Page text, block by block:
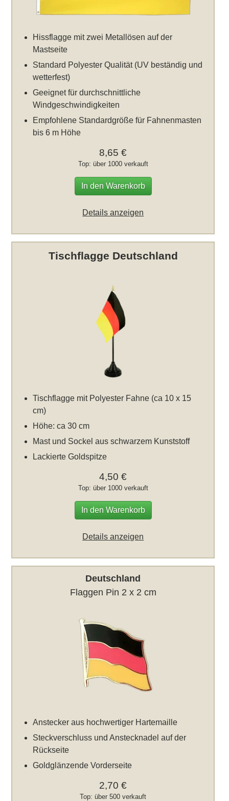
Hissflagge mit zwei Metallösen auf der
Mastseite
Standard Polyester Qualität (UV beständig und
wetterfest)
Geeignet für durchschnittliche
Windgeschwindigkeiten
Empfohlene Standardgröße für Fahnenmasten
bis 6 m Höhe
8,65 €
Top: über 1000 verkauft
In den Warenkorb
Details anzeigen
Tischflagge Deutschland
Tischflagge mit Polyester Fahne (ca 10 x 15
cm)
Höhe: ca 30 cm
Mast und Sockel aus schwarzem Kunststoff
Lackierte Goldspitze
4,50 €
Top: über 1000 verkauft
In den Warenkorb
Details anzeigen
Deutschland
Flaggen Pin 2 x 2 cm
Anstecker aus hochwertiger Hartemaille
Steckverschluss und Anstecknadel auf der
Rückseite
Goldglänzende Vorderseite
2,70 €
Top: über 500 verkauft